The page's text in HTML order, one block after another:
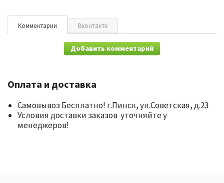
Комментарии Вконтакте
Добавить комментарий
Оплата и доставка
Самовывоз Бесплатно! г.Пинск, ул.Советская, д.23
Условия доставки заказов уточняйте у
менеджеров!